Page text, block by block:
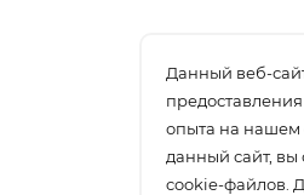
Данный веб-
опыта на нашем
данный сайт, вы
cookie-файлов.